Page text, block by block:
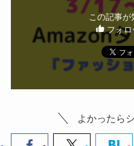
ウォッチリ
セール開始
通知
が来る
逃しにくい
この記事が
フォロ
よかったら